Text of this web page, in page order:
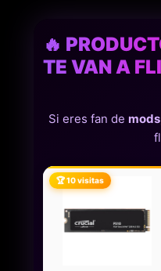
🔥
TE VAN A
Si eres fan de mods
🏆 10 visitas